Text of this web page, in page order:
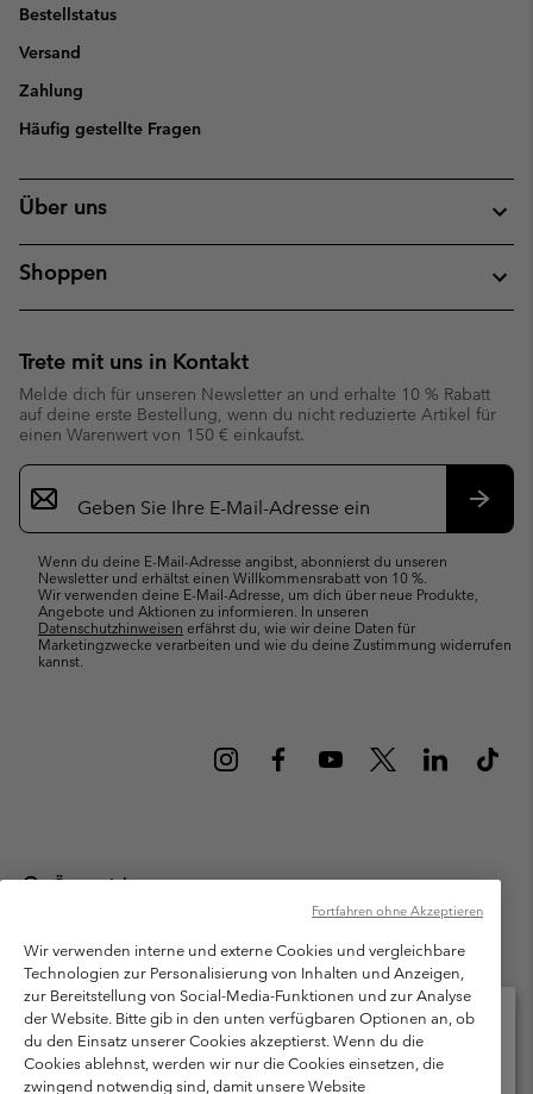
Bestellstatus
Versand
Zahlung
Häufig gestellte Fragen
Über uns
Shoppen
Trete mit uns in Kontakt
Melde dich für unseren Newsletter an und erhalte 10 % Rabatt
auf deine erste Bestellung, wenn du nicht reduzierte Artikel für
einen Warenwert von 150 € einkaufst.
Newsletter-
Anmeldung
Wenn du deine E-Mail-Adresse angibst, abonnierst du unseren
Newsletter und erhältst einen Willkommensrabatt von 10 %.
Wir verwenden deine E-Mail-Adresse, um dich über neue Produkte,
Angebote und Aktionen zu informieren. In unseren
Datenschutzhinweisen erfährst du, wie wir deine Daten für
Marketingzwecke verarbeiten und wie du deine Zustimmung widerrufen
kannst.
Österreich
Columbia Sportswear Austria GmbH. Moosfeldstraße 1, 5101
Bergheim, Salzburg Österreich. Alle Rechte vorbehalten.
Nutzungsbedingungen
Allgemeine Verkaufsbedingungen
Garantie
Datenschutzerklärung
Bestimmungen und Bedingungen des Mitglieder Programms
Nutzungsbedingungen Für Nutzergenerierte Inhalte
Wir verwenden interne und externe Cookies und vergleichbare
Technologien zur Personalisierung von Inhalten und Anzeigen,
zur Bereitstellung von Social-Media-Funktionen und zur Analyse
der Website. Bitte gib in den unten verfügbaren Optionen an, ob
du den Einsatz unserer Cookies akzeptierst. Wenn du die
Cookies ablehnst, werden wir nur die Cookies einsetzen, die
zwingend notwendig sind, damit unsere Website
Fortfahren ohne Akzeptieren
Bitte wählen Sie Ihr Lieferland und Ihre Sprache